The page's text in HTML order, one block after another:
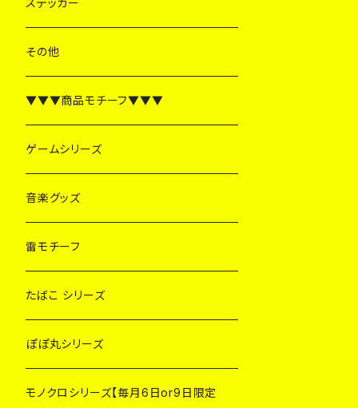
ステッカー
その他
▼▼▼商品モチーフ▼▼▼
ゲームシリーズ
音楽グッズ
雷モチーフ
たばこ シリーズ
ぽぽ丸シリーズ
モノクロシリーズ【毎月6日or9日限定